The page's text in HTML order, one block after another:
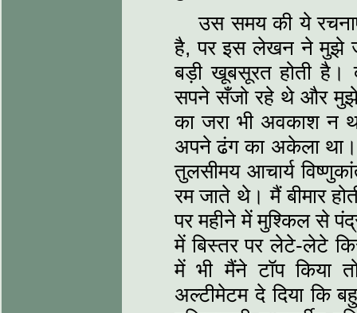
उस समय की ये
है, पर इस लेखन ने मुझे
बड़ी खूबसूरत होती है।
सपने सँजो रहे थे और मुझे
का जरा भी अवकाश न
अपने ढंग का अकेला था।
तुलसीमय आचार्य
रम जाते थे। मैं बीमार
पर महीने में मुश्किल से
में बिस्तर पर लेटे-लेटे
में भी मैंने टॉप किया
अल्टीमेटम दे दिया